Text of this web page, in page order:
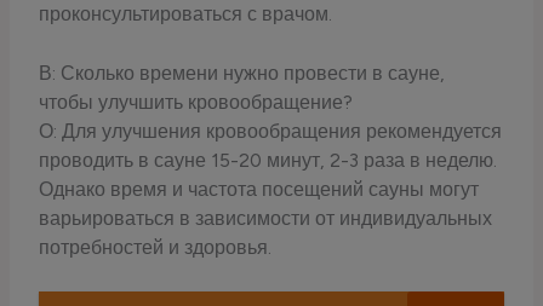
проконсультироваться с врачом.
В: Сколько времени нужно провести в сауне,
чтобы улучшить кровообращение?
О: Для улучшения кровообращения рекомендуется
проводить в сауне 15-20 минут, 2-3 раза в неделю.
Однако время и частота посещений сауны могут
варьироваться в зависимости от индивидуальных
потребностей и здоровья.